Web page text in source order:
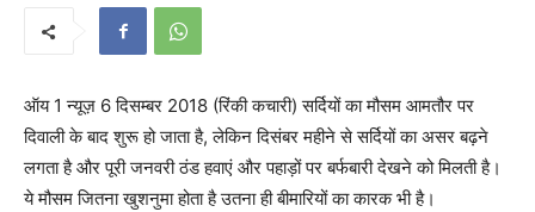
ऑय 1 न्यूज़ 6 दिसम्बर 2018 (रिंकी कचारी) सर्दियों का मौसम आमतौर पर
दिवाली के बाद शुरू हो जाता है, लेकिन दिसंबर महीने से सर्दियों का असर बढ़ने
लगता है और पूरी जनवरी ठंड हवाएं और पहाड़ों पर बर्फबारी देखने को मिलती है।
ये मौसम जितना खुशनुमा होता है उतना ही बीमारियों का कारक भी है।